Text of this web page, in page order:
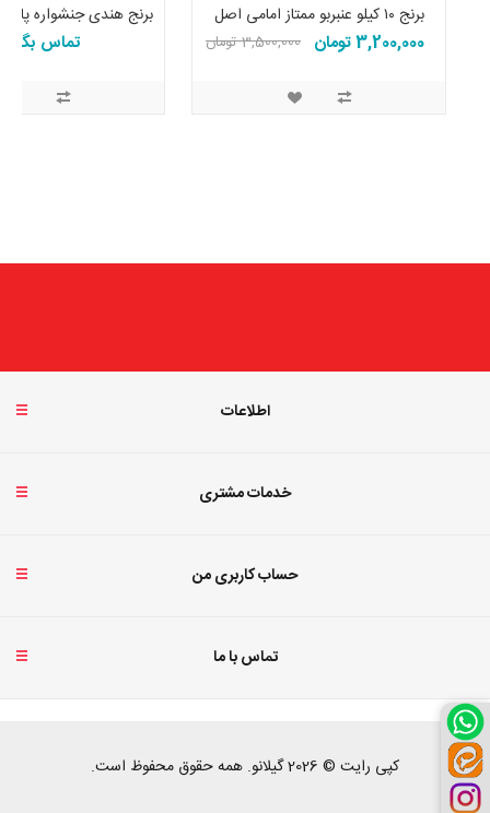
برنج ۱۰ کیلو عنبربو ممتاز امامی اصل
3,200,000 تومان 3,500,000 تومان تماس
اطلاعات
خدمات مشتری
حساب کاربری من
تماس با ما
کپی رایت © 2026 گیلانو. همه حقوق محفوظ است.